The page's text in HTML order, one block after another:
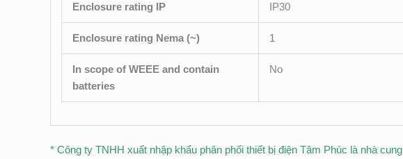
Enclosure rating IP IP30
Enclosure rating Nema (~) 1
In scope of WEEE and contain
batteries
No
* Công ty TNHH xuất nhập khẩu phân phối thiết bị điện Tâm Phúc là nhà